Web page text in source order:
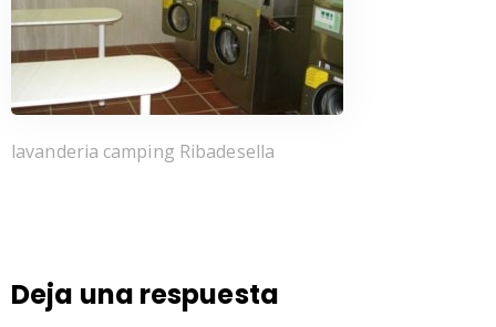
Portada
lavanderia camping Ribadesella
Deja una respuesta